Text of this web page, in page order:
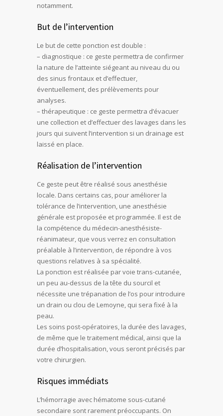
notamment.
But de l’intervention
Le but de cette ponction est double :
– diagnostique : ce geste permettra de confirmer
la nature de l’atteinte siégeant au niveau du ou
des sinus frontaux et d’effectuer,
éventuellement, des prélèvements pour
analyses.
– thérapeutique : ce geste permettra d’évacuer
une collection et d’effectuer des lavages dans les
jours qui suivent l’intervention si un drainage est
laissé en place.
Réalisation de l’intervention
Ce geste peut être réalisé sous anesthésie
locale. Dans certains cas, pour améliorer la
tolérance de l’intervention, une anesthésie
générale est proposée et programmée. Il est de
la compétence du médecin-anesthésiste-
réanimateur, que vous verrez en consultation
préalable à l’intervention, de répondre à vos
questions relatives à sa spécialité.
La ponction est réalisée par voie trans-cutanée,
un peu au-dessus de la tête du sourcil et
nécessite une trépanation de l’os pour introduire
un drain ou clou de Lemoyne, qui sera fixé à la
peau.
Les soins post-opératoires, la durée des lavages,
de même que le traitement médical, ainsi que la
durée d’hospitalisation, vous seront précisés par
votre chirurgien.
Risques immédiats
L’hémorragie avec hématome sous-cutané
secondaire sont rarement préoccupants. On